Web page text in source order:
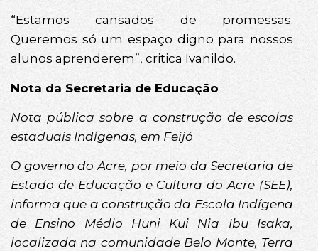
“Estamos cansados de promessas.
Queremos só um espaço digno para nossos
alunos aprenderem”, critica Ivanildo.
Nota da Secretaria de Educação
Nota pública sobre a construção de escolas
estaduais Indígenas, em Feijó
O governo do Acre, por meio da Secretaria de
Estado de Educação e Cultura do Acre (SEE),
informa que a construção da Escola Indígena
de Ensino Médio Huni Kui Nia Ibu Isaka,
localizada na comunidade Belo Monte, Terra